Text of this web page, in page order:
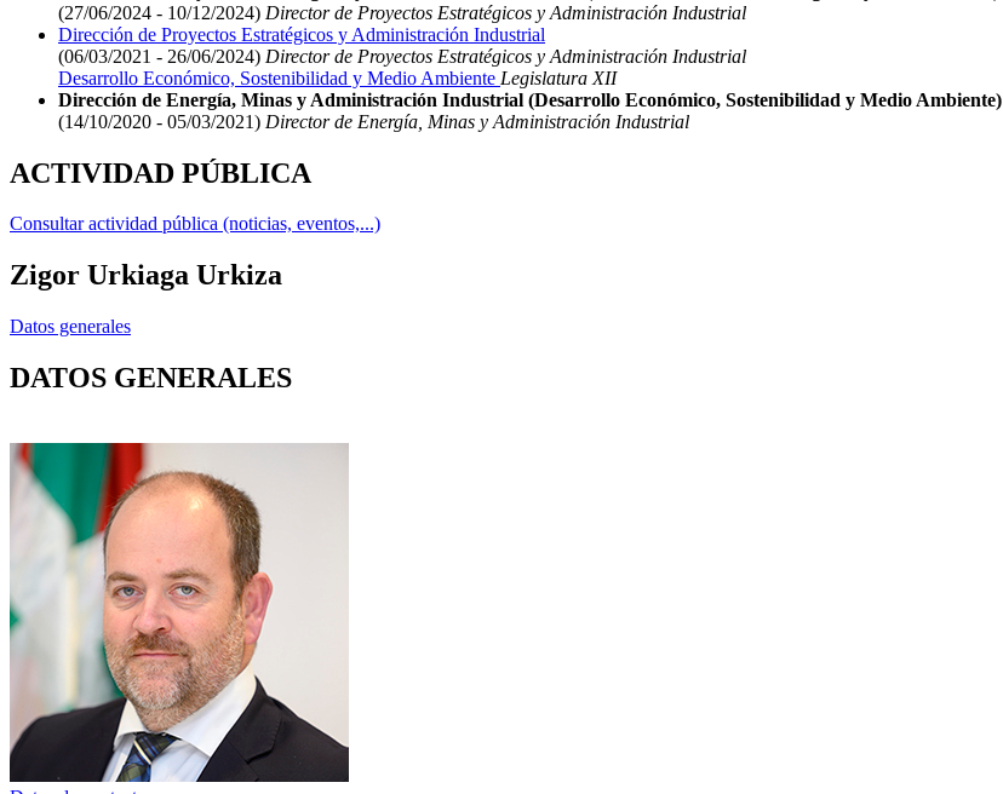
(27/06/2024 - 10/12/2024) Director de Proyectos Estratégicos y Administración Industrial
Dirección de Proyectos Estratégicos y Administración Industrial
(06/03/2021 - 26/06/2024) Director de Proyectos Estratégicos y Administración Industrial
Desarrollo Económico, Sostenibilidad y Medio Ambiente Legislatura XII
Dirección de Energía, Minas y Administración Industrial (Desarrollo Económico, Sostenibilidad y Medio Ambiente)
(14/10/2020 - 05/03/2021) Director de Energía, Minas y Administración Industrial
ACTIVIDAD PÚBLICA
Consultar actividad pública (noticias, eventos,...)
Zigor Urkiaga Urkiza
Datos generales
DATOS GENERALES